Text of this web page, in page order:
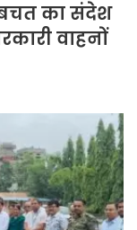
का संदेश
वाहनों